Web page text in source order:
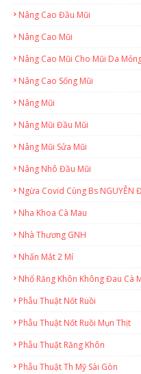
Nâng Cao Đầu Mũi
Nâng Cao Mũi
Nâng Cao Mũi Cho Mũi Da
Nâng Cao Sống Mũi
Nâng Mũi
Nâng Mũi Đầu Mũi
Nâng Mũi Sửa Mũi
Nâng Nhô Đầu Mũi
Ngừa Covid Cùng Bs NGUYỄN
Nha Khoa Cà Mau
Nhà Thương GNH
Nhấn Mắt 2 Mí
Nhổ Răng Khôn Không Đau Cà
Phẫu Thuật Nốt Ruồi
Phẫu Thuật Nốt Ruồi Mụn Thịt
Phẫu Thuật Răng Khôn
Phẫu Thuật Th Mỹ Sài Gòn